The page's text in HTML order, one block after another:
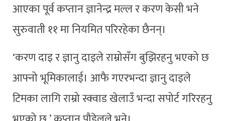
आएका पूर्व कप्तान ज्ञानेन्द्र मल्ल र करण केसी भने
सुरुवाती ११ मा नियमित परिरहेका छैनन्।
‘करण दाइ र ज्ञानु दाइले राम्रोसँग बुझिरहनु भएको छ
आफ्नो भूमिकालाई। आफै गएरभन्दा ज्ञानु दाइले
टिमका लागि राम्रो स्क्वाड खेलाउँ भन्दा सपोर्ट गरिरहनु